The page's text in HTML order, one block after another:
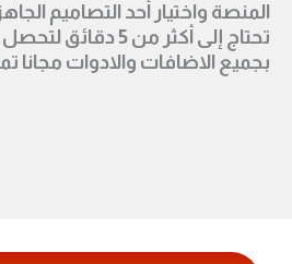
المنصة واختيار أحد التصاميم
تحتاج إلى أكثر من 5
بجميع الاضافات والادوات مجانا